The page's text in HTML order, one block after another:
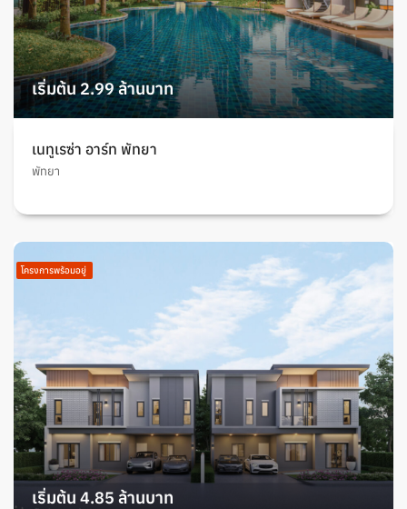
เริ่มต้น 2.99 ล้านบาท
เนทูเรซ่า อาร์ท พัทยา
พัทยา
โครงการพร้อมอยู่
เริ่มต้น 4.85 ล้านบาท